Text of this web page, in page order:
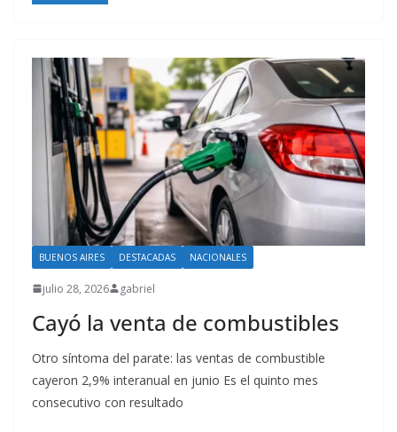
BUENOS AIRES DESTACADAS NACIONALES
julio 28, 2026 gabriel
Cayó la venta de combustibles
Otro síntoma del parate: las ventas de combustible
cayeron 2,9% interanual en junio Es el quinto mes
consecutivo con resultado